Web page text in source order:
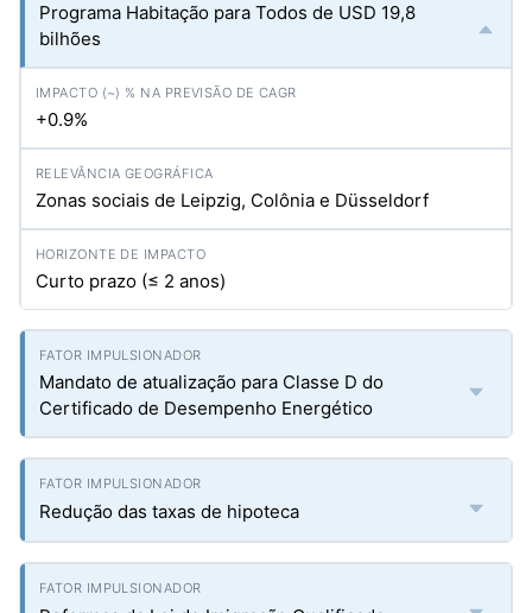
Programa Habitação para Todos de USD 19,8
bilhões
+0.9%
Zonas sociais de Leipzig, Colônia e Düsseldorf
Curto prazo (≤ 2 anos)
Mandato de atualização para Classe D do
Certificado de Desempenho Energético
Redução das taxas de hipoteca